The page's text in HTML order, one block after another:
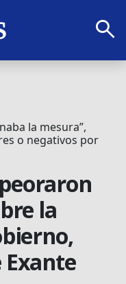
search
la mesura”,
o negativos por
la
Exante